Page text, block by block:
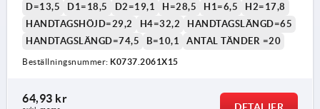
D=13,5
D1=18,5 D2=19,1 H=28,5 H1=6,5
H2=17,8
HANDTAGSHÖJD=29,2
H4=32,2
HANDTAGSLÄNGD=65
HANDTAGSLÄNGD=74,5
B=10,1 ANTAL TÄNDER =20
Beställningsnummer: K0737.2061X15
64,93 kr